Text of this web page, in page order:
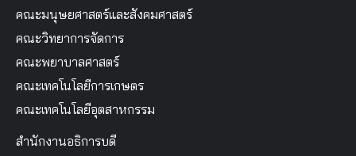
คณะมนุษยศาสตร์และสังคมศาสตร์
คณะวิทยาการจัดการ
คณะพยาบาลศาสตร์
คณะเทคโนโลยีการเกษตร
คณะเทคโนโลยีอุตสาหกรรม
สำนักงานอธิการบดี